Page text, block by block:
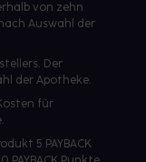
von zehn
Auswahl der
Der
der Apotheke.
für
5 PAYBACK